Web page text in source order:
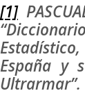
[1]
España y